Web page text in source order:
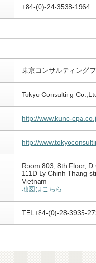
+84-(0)-24-3538-1964
東京コンサルティング
Tokyo Consulting
http://www.kuno-
http://
Room 803, 8th Floor,
111D Ly Chinh Thang
Vietnam
地図はこちら
TEL+84-(0)-28-3935-